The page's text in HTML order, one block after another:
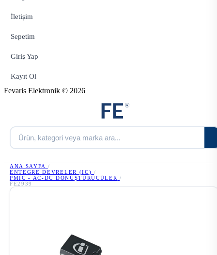
İletişim
Sepetim
Giriş Yap
Kayıt Ol
Fevaris Elektronik © 2026
ANA SAYFA /
ENTEGRE DEVRELER (IC) /
PMIC - AC-DC DÖNÜŞTÜRÜCÜLER /
FE2939